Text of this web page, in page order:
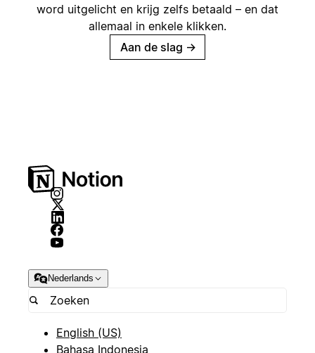
word uitgelicht en krijg zelfs betaald – en dat
allemaal in enkele klikken.
Aan de slag →
Nederlands
English (US)
Bahasa Indonesia